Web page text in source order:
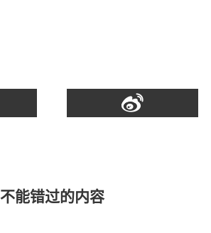
不能错过的内容